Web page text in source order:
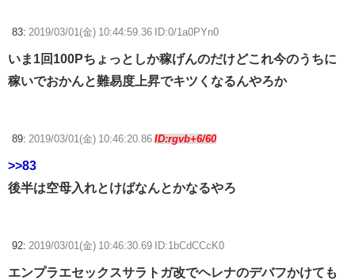
83: 2019/03/01(金) 10:44:59.36 ID:0/1a0PYn0
いま1回100Pちょっとしか稼げんのだけどこれ今のうちに
稼いでおかんと難易度上昇でキツくなるんやろか
89: 2019/03/01(金) 10:46:20.86 ID:rgvb+6/60
>>83
後半は空母入れとけばなんとかなるやろ
92: 2019/03/01(金) 10:46:30.69 ID:1bCdCCcK0
エンプラエセックスサラトガ改でヘレナのデバフかけても